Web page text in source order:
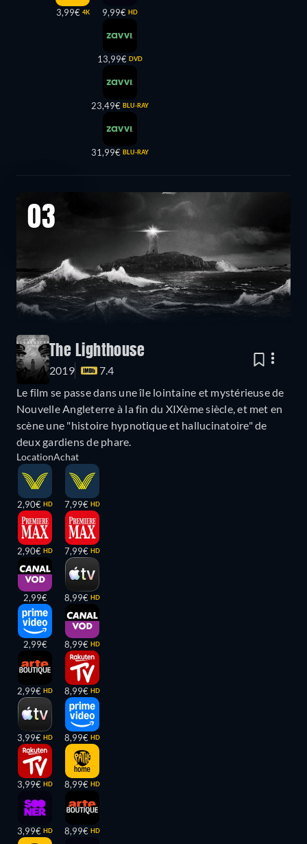
3,99€ 4K 9,99€ HD
13,99€ DVD
23,49€ BLU-RAY
31,99€ BLU-RAY
03
The Lighthouse
2019
7.4
Le film se passe dans une île lointaine et mystérieuse de
Nouvelle Angleterre à la fin du XIXème siècle, et met en
scène une "histoire hypnotique et hallucinatoire" de
deux gardiens de phare.
Location
2,90€ HD
2,90€ HD
2,99€
2,99€
2,99€ HD
3,99€ HD
3,99€ HD
3,99€ HD
Achat
7,99€ HD
7,99€ HD
8,99€ HD
8,99€ HD
8,99€ HD
8,99€ HD
8,99€ HD
8,99€ HD